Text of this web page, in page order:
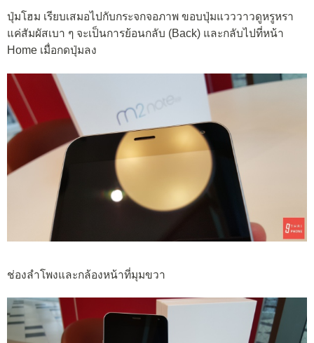
ปุ่มโฮม เรียบเสมอไปกับกระจกจอภาพ ขอบปุ่มแวววาวดูหรูหรา
แค่สัมผัสเบา ๆ จะเป็นการย้อนกลับ (Back) และกลับไปที่หน้า
Home เมื่อกดปุ่มลง
ช่องลำโพงและกล้องหน้าที่มุมขวา